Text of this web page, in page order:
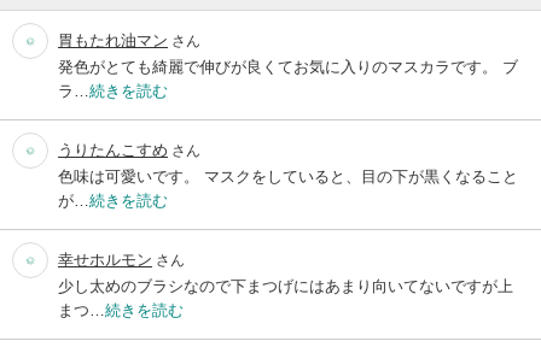
胃もたれ油マン さん
発色がとても綺麗で伸びが良くてお気に入りのマスカラです。 ブ
ラ… 続きを読む
うりたんこすめ さん
色味は可愛いです。 マスクをしていると、目の下が黒くなること
が… 続きを読む
幸せホルモン さん
少し太めのブラシなので下まつげにはあまり向いてないですが上
まつ… 続きを読む